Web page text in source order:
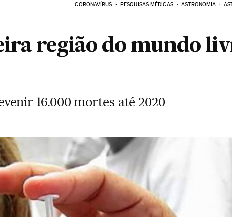
CORONAVÍRUS PESQUISAS MÉDICAS ASTRONOMIA
região do mundo
16.000 mortes até 2020